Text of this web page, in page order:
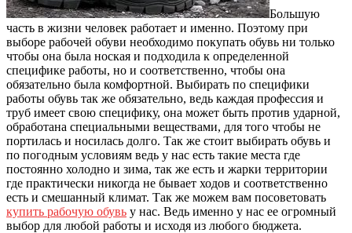
Большую
часть в жизни человек работает и именно. Поэтому при
выборе рабочей обуви необходимо покупать обувь ни только
чтобы она была ноская и подходила к определенной
специфике работы, но и соответственно, чтобы она
обязательно была комфортной. Выбирать по специфики
работы обувь так же обязательно, ведь каждая профессия и
труб имеет свою специфику, она может быть против ударной,
обработана специальными веществами, для того чтобы не
портилась и носилась долго. Так же стоит выбирать обувь и
по погодным условиям ведь у нас есть такие места где
постоянно холодно и зима, так же есть и жарки территории
где практически никогда не бывает ходов и соответственно
есть и смешанный климат. Так же можем вам посоветовать
купить рабочую обувь у нас. Ведь именно у нас ее огромный
выбор для любой работы и исходя из любого бюджета.